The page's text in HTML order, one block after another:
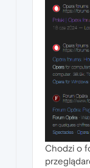
Chodzi o